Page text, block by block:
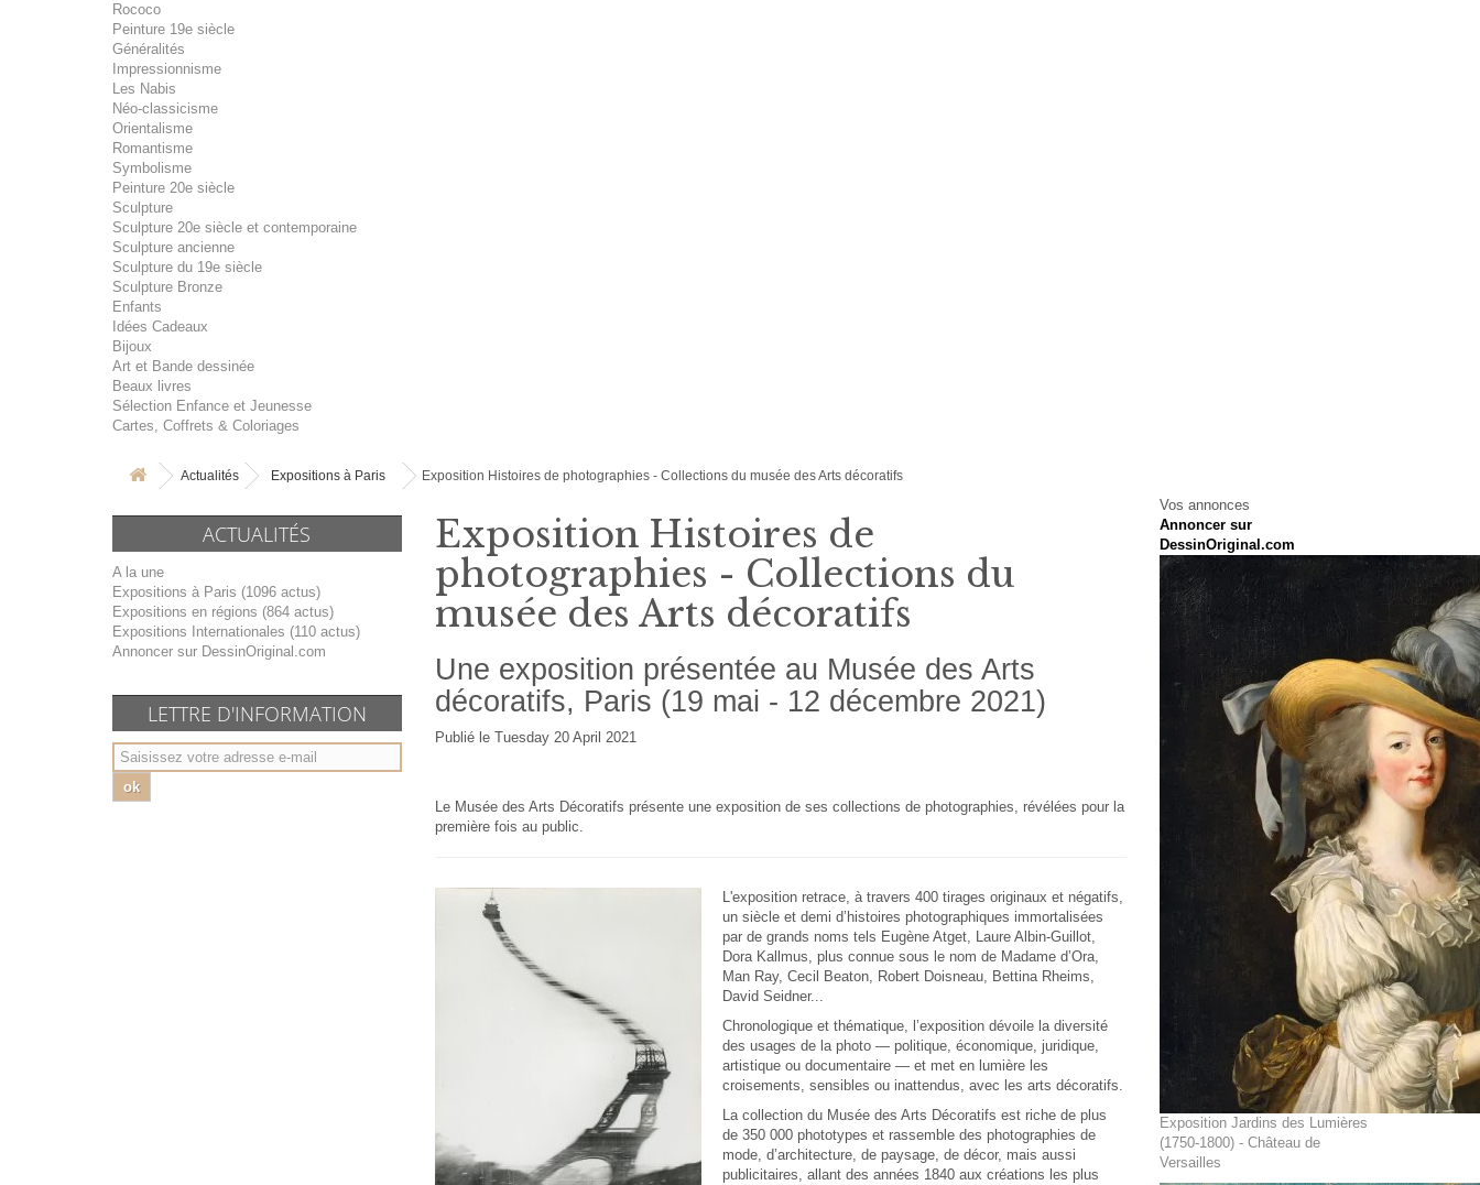
Rococo
Peinture 19e siècle
Généralités
Impressionnisme
Les Nabis
Néo-classicisme
Orientalisme
Romantisme
Symbolisme
Peinture 20e siècle
Sculpture
Sculpture 20e siècle et contemporaine
Sculpture ancienne
Sculpture du 19e siècle
Sculpture Bronze
Enfants
Idées Cadeaux
Bijoux
Art et Bande dessinée
Beaux livres
Sélection Enfance et Jeunesse
Cartes, Coffrets & Coloriages
Actualités Expositions à Paris Exposition Histoires de photographies - Collections du musée des Arts décoratifs
ACTUALITÉS
A la une
Expositions à Paris (1096 actus)
Expositions en régions (864 actus)
Expositions Internationales (110 actus)
Annoncer sur DessinOriginal.com
LETTRE D'INFORMATION
ok
Exposition Histoires de
photographies - Collections du
musée des Arts décoratifs
Une exposition présentée au Musée des Arts
décoratifs, Paris (19 mai - 12 décembre 2021)
Publié le Tuesday 20 April 2021
Le Musée des Arts Décoratifs présente une exposition de ses collections de photographies, révélées pour la
première fois au public.
L'exposition retrace, à travers 400 tirages originaux et négatifs,
un siècle et demi d’histoires photographiques immortalisées
par de grands noms tels Eugène Atget, Laure Albin-Guillot,
Dora Kallmus, plus connue sous le nom de Madame d’Ora,
Man Ray, Cecil Beaton, Robert Doisneau, Bettina Rheims,
David Seidner...
Chronologique et thématique, l’exposition dévoile la diversité
des usages de la photo — politique, économique, juridique,
artistique ou documentaire — et met en lumière les
croisements, sensibles ou inattendus, avec les arts décoratifs.
La collection du Musée des Arts Décoratifs est riche de plus
de 350 000 phototypes et rassemble des photographies de
mode, d’architecture, de paysage, de décor, mais aussi
publicitaires, allant des années 1840 aux créations les plus
Vos annonces
Annoncer sur
DessinOriginal.com
Exposition Jardins des Lumières
(1750-1800) - Château de
Versailles